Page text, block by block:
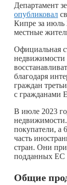
Департамент
опубликовал
Кипре за июль
местные
Официальная
недвижимости
благодаря
граждан
с гражданами
В июле 2023
покупатели, а
часть
стран. Они
подданных ЕС
Общие